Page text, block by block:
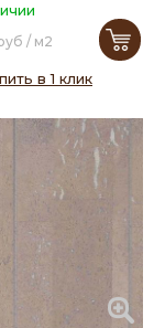
/ м2
в 1 клик